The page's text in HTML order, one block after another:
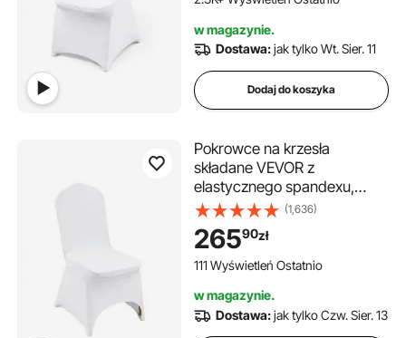
w magazynie.
Dostawa:jak tylko Wt. Sier. 11
Dodaj do koszyka
Pokrowce na krzesła
składane VEVOR z
elastycznego spandexu,
uniwersalne, z zakrzywionym
przodem, zdejmowane i
zmywalne, na wesela,
bankiety, imprezy,
(opakowanie 50 sztuk, białe)
(1,636)
26590zł
111 Wyświetleń Ostatnio
w magazynie.
Dostawa:jak tylko Czw. Sier. 13